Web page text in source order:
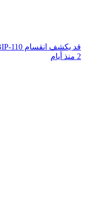
قد يكشف انقسام Bitcoin BIP-110 حامليه لهجمات إعادة التشغيل
2 منذ أيام